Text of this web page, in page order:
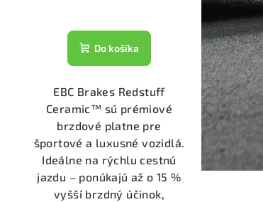
Do košíka
EBC Brakes Redstuff
Ceramic™ sú prémiové
brzdové platne pre
športové a luxusné vozidlá.
Ideálne na rýchlu cestnú
jazdu – ponúkajú až o 15 %
vyšší brzdný účinok,